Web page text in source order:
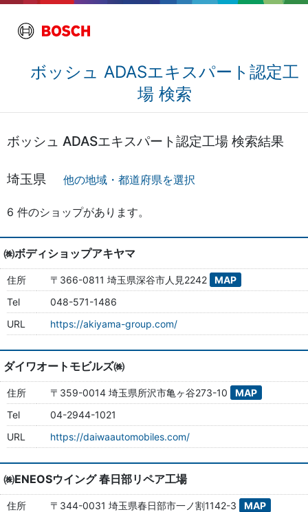
ボッシュ ADASエキスパート認定工
場 検索
ボッシュ ADASエキスパート認定工場 検索結果
埼玉県 他の地域・都道府県を選択
6 件のショップがあります。
㈱ボディショップアキヤマ
住所 〒366-0811 埼玉県深谷市人見2242
MAP
Tel
048-571-1486
URL
https://akiyama-group.com/
ダイワオートモビルズ㈱
住所 〒359-0014 埼玉県所沢市亀ヶ谷273-10
MAP
Tel
04-2944-1021
URL
https://daiwaautomobiles.com/
㈱ENEOSウイング 春日部リペア工場
住所 〒344-0031 埼玉県春日部市一ノ割1142-3
MAP